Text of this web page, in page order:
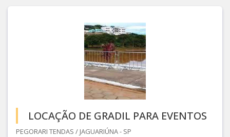
LOCAÇÃO DE GRADIL PARA EVENTOS
PEGORARI TENDAS / JAGUARIÚNA - SP